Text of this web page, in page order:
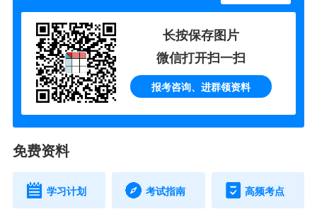
长按保存图片
微信打开扫一扫
报考咨询、进群领资料
免费资料
学习计划 考试指南 高频考点